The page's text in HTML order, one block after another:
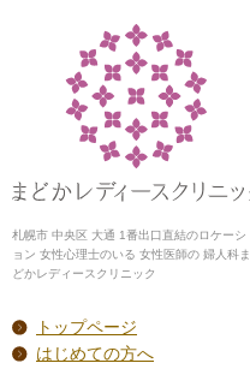
札幌市 中央区 大通 1番出口直結のロケーシ
ョン 女性心理士のいる 女性医師の 婦人科ま
どかレディースクリニック
トップページ
はじめての方へ